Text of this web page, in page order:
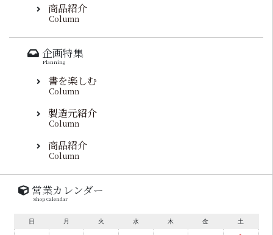
商品紹介
Column
企画特集
Planning
書を楽しむ
Column
製造元紹介
Column
商品紹介
Column
営業カレンダー
Shop Calendar
日 月 火 水 木 金 土